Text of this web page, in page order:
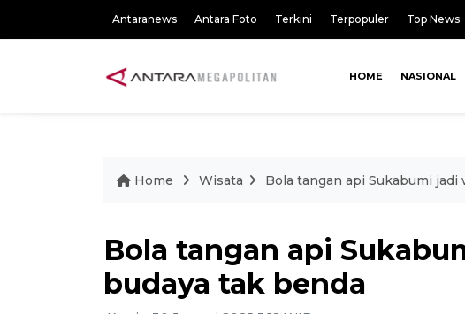
Antaranews Antara Foto Terkini Terpopuler Top News
HOME NASIONAL
Home Wisata Bola tangan api Sukabumi jadi
Bola tangan api
budaya tak benda